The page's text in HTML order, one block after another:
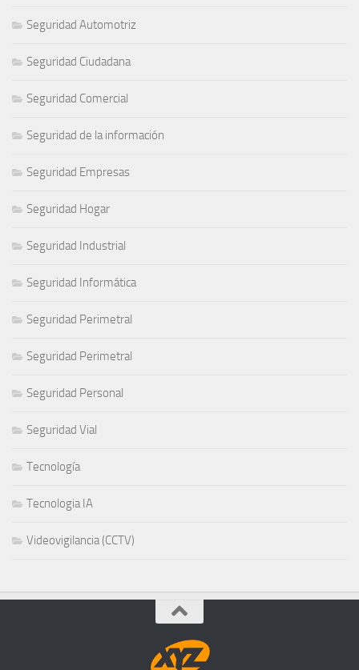
Seguridad Automotriz
Seguridad Ciudadana
Seguridad Comercial
Seguridad de la información
Seguridad Empresas
Seguridad Hogar
Seguridad Industrial
Seguridad Informática
Seguridad Perimetral
Seguridad Perimetral
Seguridad Personal
Seguridad Vial
Tecnología
Tecnologia IA
Videovigilancia (CCTV)